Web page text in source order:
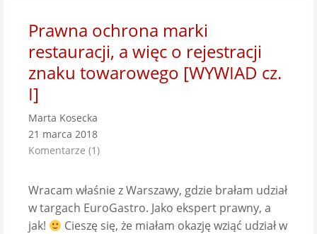
Prawna ochrona marki
restauracji, a więc o rejestracji
znaku towarowego [WYWIAD cz.
I]
Marta Kosecka
21 marca 2018
Komentarze (1)
Wracam właśnie z Warszawy, gdzie brałam udział
w targach EuroGastro. Jako ekspert prawny, a
jak!
Cieszę się, że miałam okazję wziąć udział w